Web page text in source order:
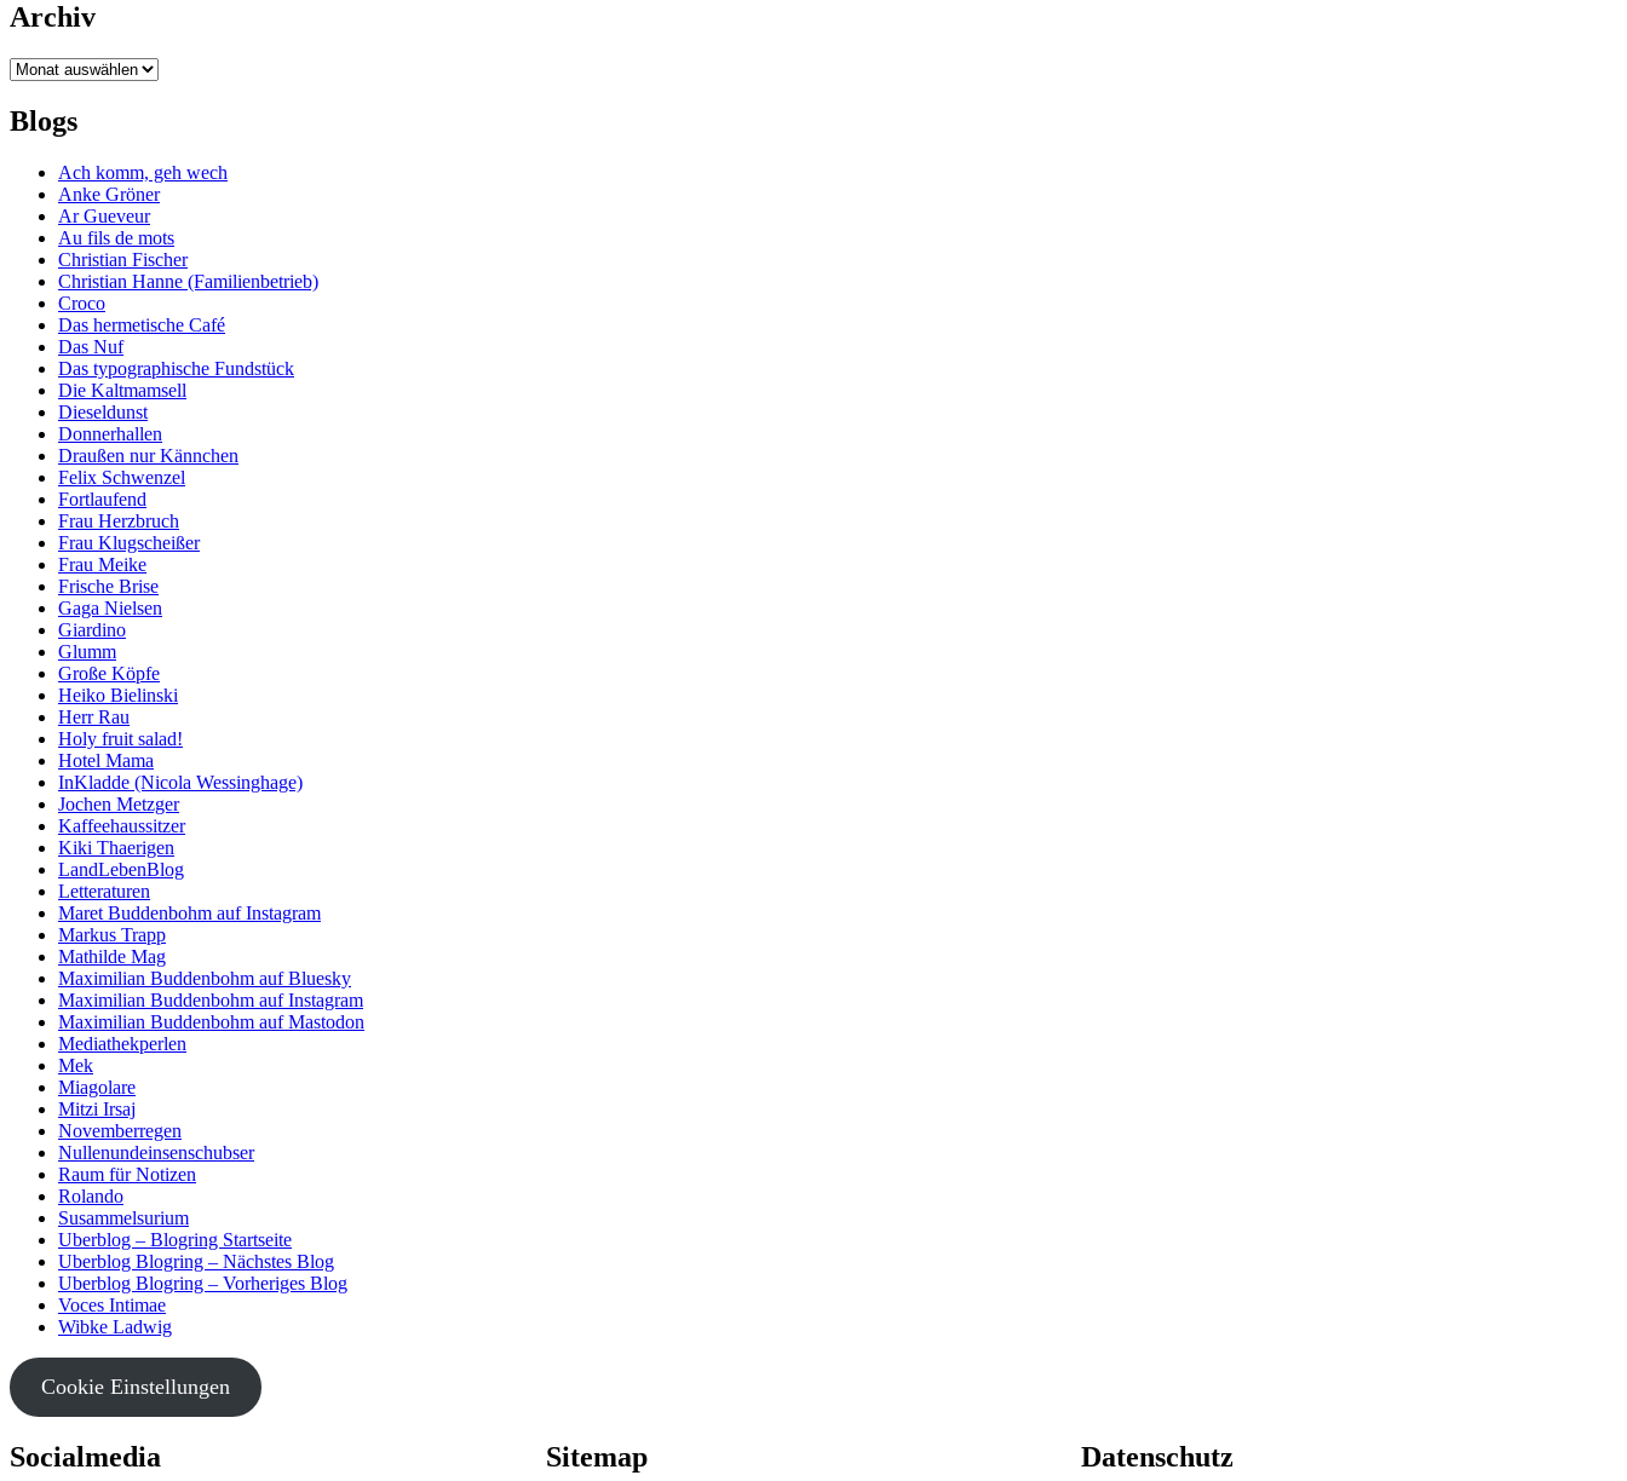
Archiv
Archiv
Blogs
Ach komm, geh wech
Anke Gröner
Ar Gueveur
Au fils de mots
Christian Fischer
Christian Hanne (Familienbetrieb)
Croco
Das hermetische Café
Das Nuf
Das typographische Fundstück
Die Kaltmamsell
Dieseldunst
Donnerhallen
Draußen nur Kännchen
Felix Schwenzel
Fortlaufend
Frau Herzbruch
Frau Klugscheißer
Frau Meike
Frische Brise
Gaga Nielsen
Giardino
Glumm
Große Köpfe
Heiko Bielinski
Herr Rau
Holy fruit salad!
Hotel Mama
InKladde (Nicola Wessinghage)
Jochen Metzger
Kaffeehaussitzer
Kiki Thaerigen
LandLebenBlog
Letteraturen
Maret Buddenbohm auf Instagram
Markus Trapp
Mathilde Mag
Maximilian Buddenbohm auf Bluesky
Maximilian Buddenbohm auf Instagram
Maximilian Buddenbohm auf Mastodon
Mediathekperlen
Mek
Miagolare
Mitzi Irsaj
Novemberregen
Nullenundeinsenschubser
Raum für Notizen
Rolando
Susammelsurium
Uberblog – Blogring Startseite
Uberblog Blogring – Nächstes Blog
Uberblog Blogring – Vorheriges Blog
Voces Intimae
Wibke Ladwig
Cookie Einstellungen
Socialmedia Sitemap Datenschutz